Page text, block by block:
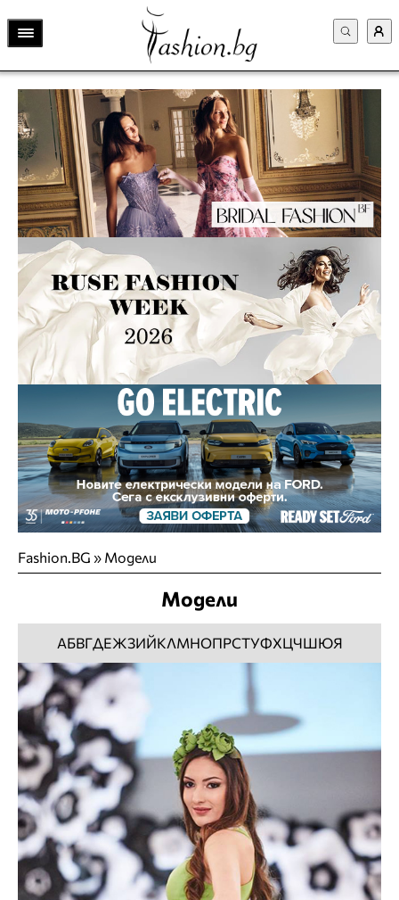
Fashion.BG » Модели
Модели
АБВГДЕЖЗИЙКЛМНОПРСТУФХЦЧШЮЯ